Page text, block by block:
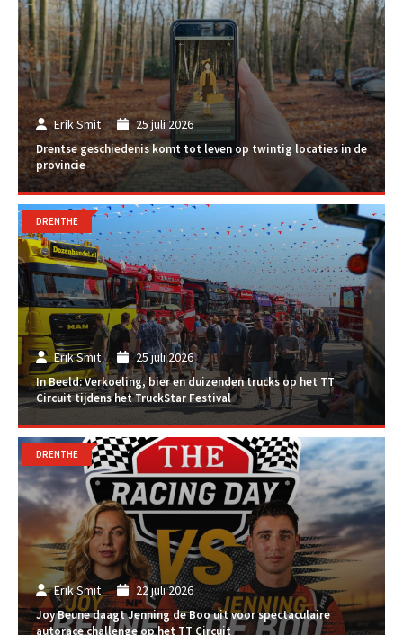
Erik Smit 25 juli 2026
Drentse geschiedenis komt tot leven op twintig locaties in de
provincie
Erik Smit 25 juli 2026
In Beeld: Verkoeling, bier en duizenden trucks op het TT
Circuit tijdens het TruckStar Festival
DRENTHE
Erik Smit 22 juli 2026
Joy Beune daagt Jenning de Boo uit voor spectaculaire
autorace challenge op het TT Circuit
DRENTHE